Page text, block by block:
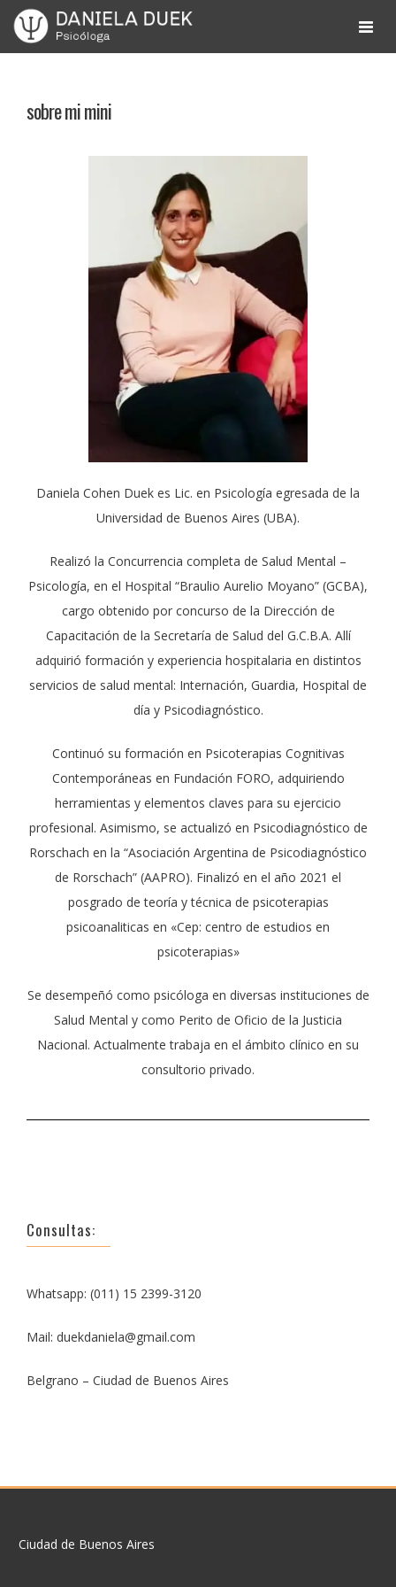
Skip
Daniela Cohen Duek
Psicóloga
sobre mi mini
Daniela Cohen Duek es Lic. en Psicología egresada de la
Universidad de Buenos Aires (UBA).
Realizó la Concurrencia completa de Salud Mental –
Psicología, en el Hospital “Braulio Aurelio Moyano” (GCBA),
cargo obtenido por concurso de la Dirección de
Capacitación de la Secretaría de Salud del G.C.B.A. Allí
adquirió formación y experiencia hospitalaria en distintos
servicios de salud mental: Internación, Guardia, Hospital de
día y Psicodiagnóstico.
Continuó su formación en Psicoterapias Cognitivas
Contemporáneas en Fundación FORO, adquiriendo
herramientas y elementos claves para su ejercicio
profesional. Asimismo, se actualizó en Psicodiagnóstico de
Rorschach en la “Asociación Argentina de Psicodiagnóstico
de Rorschach” (AAPRO). Finalizó en el año 2021 el
posgrado de teoría y técnica de psicoterapias
psicoanaliticas en «Cep: centro de estudios en
psicoterapias»
Se desempeñó como psicóloga en diversas instituciones de
Salud Mental y como Perito de Oficio de la Justicia
Nacional. Actualmente trabaja en el ámbito clínico en su
consultorio privado.
Consultas:
Whatsapp: (011) 15 2399-3120
Mail: duekdaniela@gmail.com
Belgrano – Ciudad de Buenos Aires
Ciudad de Buenos Aires